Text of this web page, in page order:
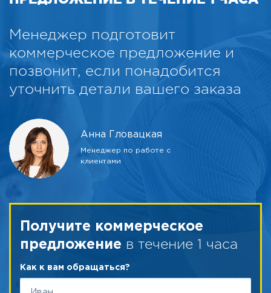
Менеджер подготовит
коммерческое предложение и
позвонит, если понадобится
уточнить детали вашего заказа
Анна Гловацкая
Менеджер по работе с
клиентами
Получите коммерческое
предложение в течение 1 часа
Как к вам обращаться?